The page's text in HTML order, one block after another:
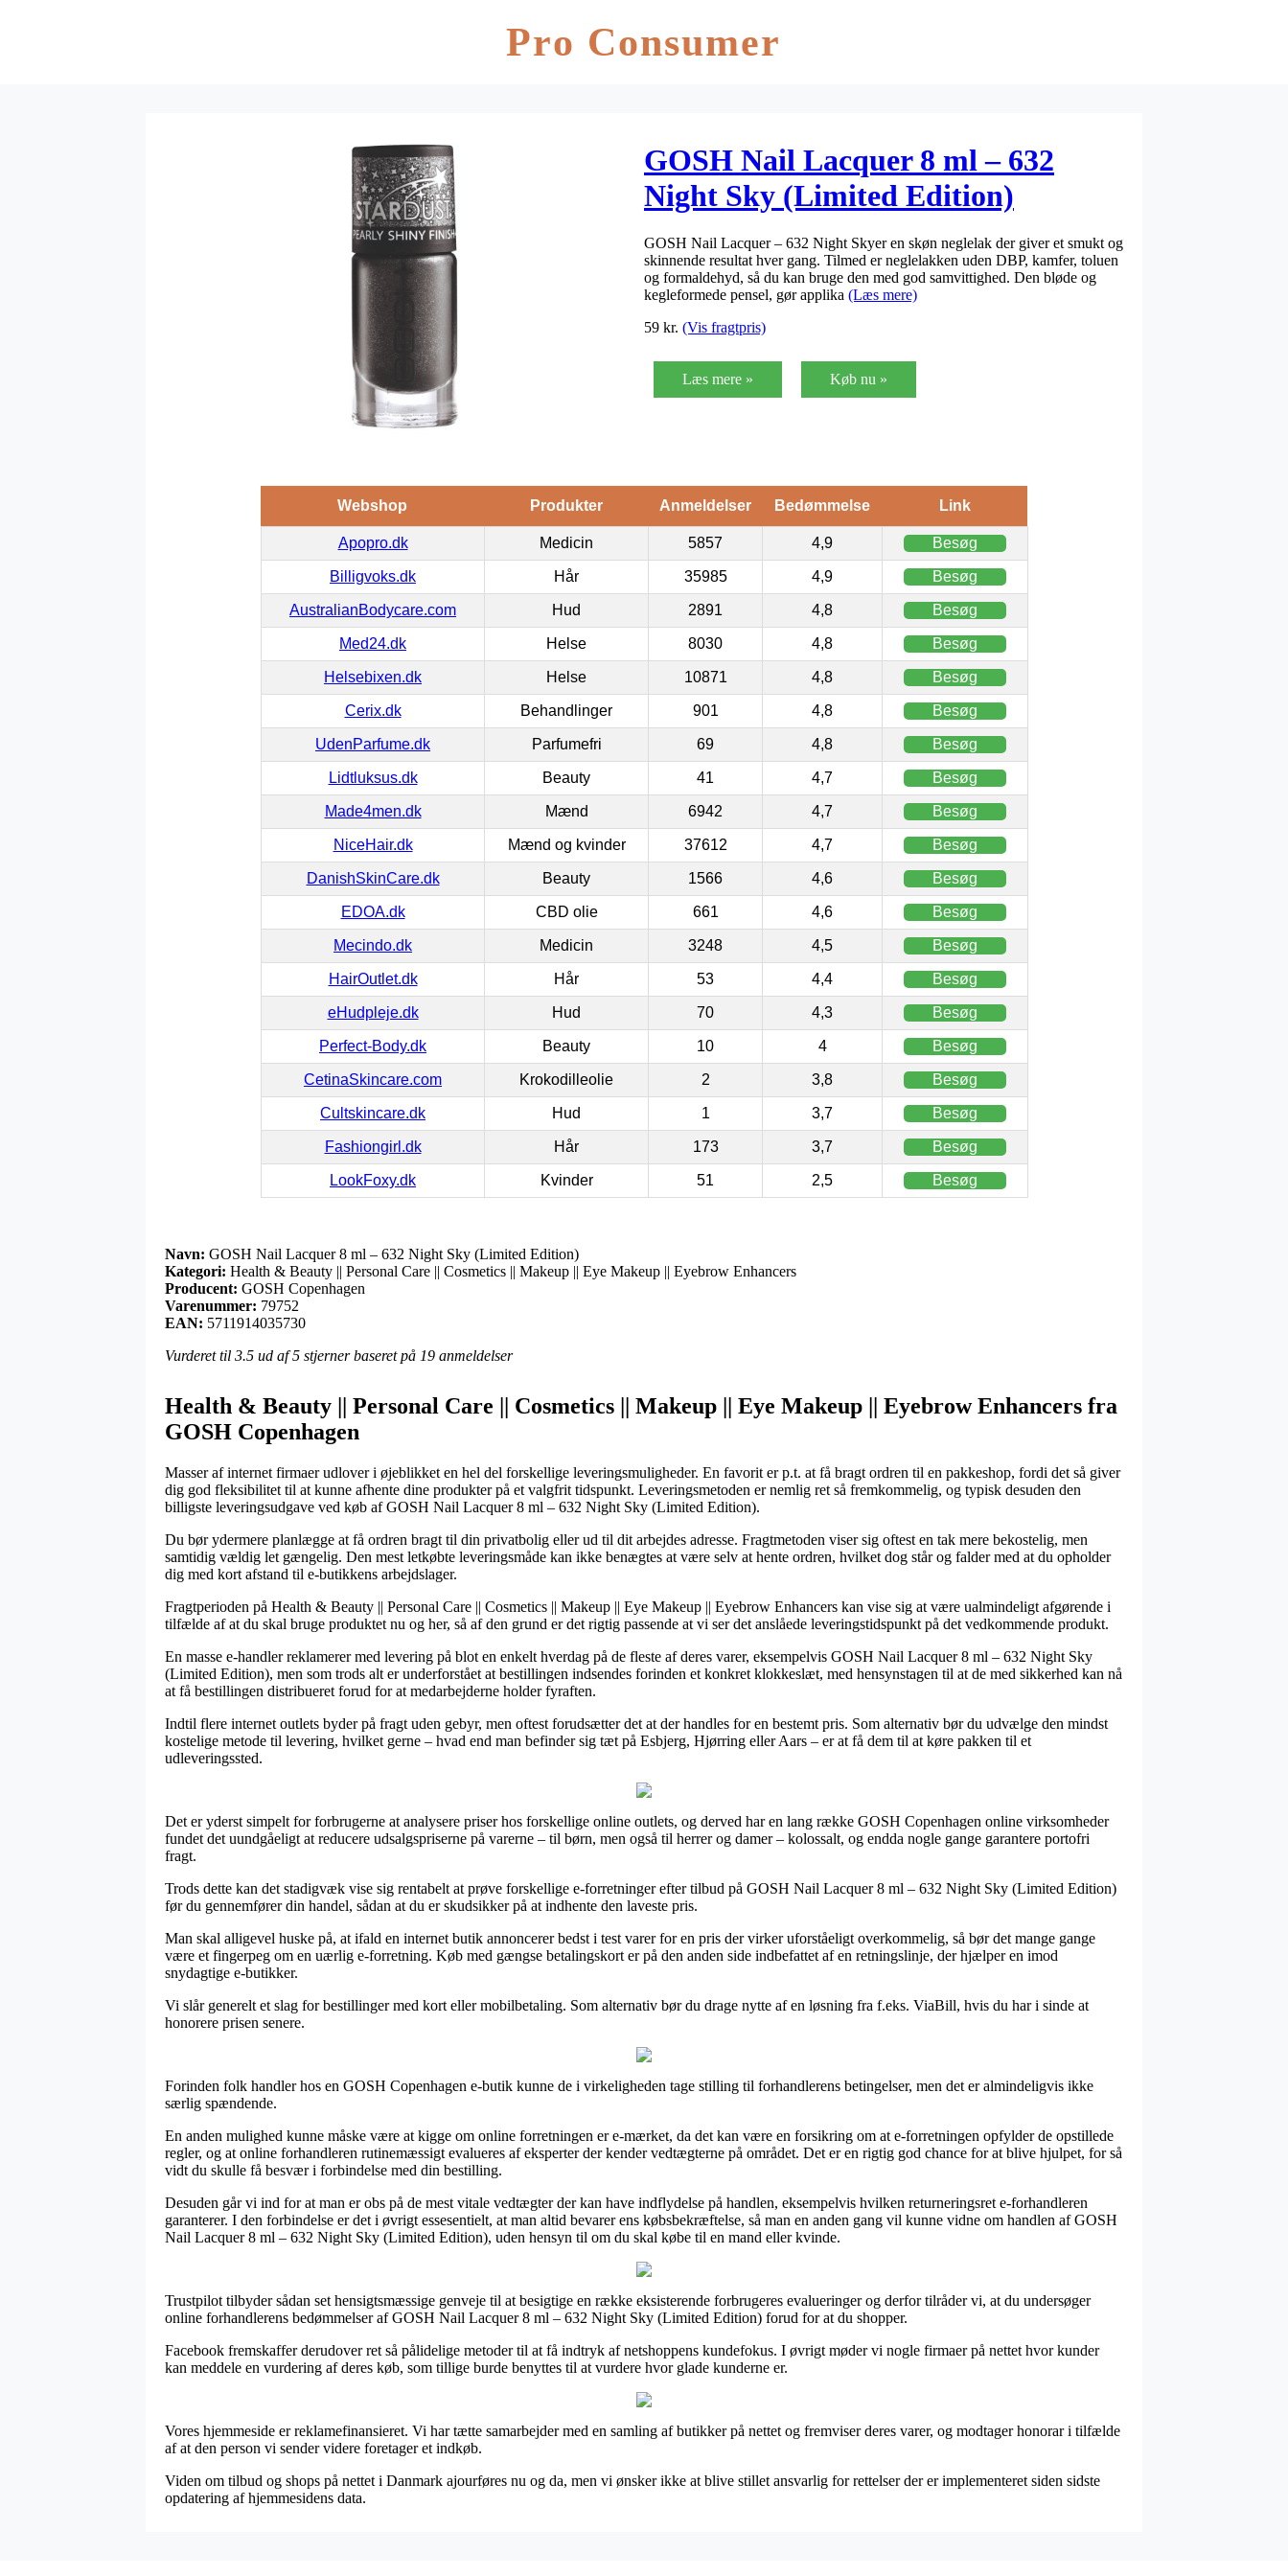
Pro Consumer
GOSH Nail Lacquer 8 ml – 632
Night Sky (Limited Edition)
GOSH Nail Lacquer – 632 Night Skyer en skøn neglelak der giver et smukt og
skinnende resultat hver gang. Tilmed er neglelakken uden DBP, kamfer, toluen
og formaldehyd, så du kan bruge den med god samvittighed. Den bløde og
kegleformede pensel, gør applika (Læs mere)
59 kr. (Vis fragtpris)
Læs mere » Køb nu »
Webshop Produkter Anmeldelser Bedømmelse Link
Apopro.dk Medicin 5857 4,9 Besøg
Billigvoks.dk Hår 35985 4,9 Besøg
AustralianBodycare.com Hud 2891 4,8 Besøg
Med24.dk Helse 8030 4,8 Besøg
Helsebixen.dk Helse 10871 4,8 Besøg
Cerix.dk Behandlinger 901 4,8 Besøg
UdenParfume.dk Parfumefri 69 4,8 Besøg
Lidtluksus.dk Beauty 41 4,7 Besøg
Made4men.dk Mænd 6942 4,7 Besøg
NiceHair.dk Mænd og kvinder 37612 4,7 Besøg
DanishSkinCare.dk Beauty 1566 4,6 Besøg
EDOA.dk CBD olie 661 4,6 Besøg
Mecindo.dk Medicin 3248 4,5 Besøg
HairOutlet.dk Hår 53 4,4 Besøg
eHudpleje.dk Hud 70 4,3 Besøg
Perfect-Body.dk Beauty 10 4 Besøg
CetinaSkincare.com Krokodilleolie 2 3,8 Besøg
Cultskincare.dk Hud 1 3,7 Besøg
Fashiongirl.dk Hår 173 3,7 Besøg
LookFoxy.dk Kvinder 51 2,5 Besøg
Navn: GOSH Nail Lacquer 8 ml – 632 Night Sky (Limited Edition)
Kategori: Health & Beauty || Personal Care || Cosmetics || Makeup || Eye Makeup || Eyebrow Enhancers
Producent: GOSH Copenhagen
Varenummer: 79752
EAN: 5711914035730
Vurderet til 3.5 ud af 5 stjerner baseret på 19 anmeldelser
Health & Beauty || Personal Care || Cosmetics || Makeup || Eye Makeup || Eyebrow Enhancers fra
GOSH Copenhagen
Masser af internet firmaer udlover i øjeblikket en hel del forskellige leveringsmuligheder. En favorit er p.t. at få bragt ordren til en pakkeshop, fordi det så giver
dig god fleksibilitet til at kunne afhente dine produkter på et valgfrit tidspunkt. Leveringsmetoden er nemlig ret så fremkommelig, og typisk desuden den
billigste leveringsudgave ved køb af GOSH Nail Lacquer 8 ml – 632 Night Sky (Limited Edition).
Du bør ydermere planlægge at få ordren bragt til din privatbolig eller ud til dit arbejdes adresse. Fragtmetoden viser sig oftest en tak mere bekostelig, men
samtidig vældig let gængelig. Den mest letkøbte leveringsmåde kan ikke benægtes at være selv at hente ordren, hvilket dog står og falder med at du opholder
dig med kort afstand til e-butikkens arbejdslager.
Fragtperioden på Health & Beauty || Personal Care || Cosmetics || Makeup || Eye Makeup || Eyebrow Enhancers kan vise sig at være ualmindeligt afgørende i
tilfælde af at du skal bruge produktet nu og her, så af den grund er det rigtig passende at vi ser det anslåede leveringstidspunkt på det vedkommende produkt.
En masse e-handler reklamerer med levering på blot en enkelt hverdag på de fleste af deres varer, eksempelvis GOSH Nail Lacquer 8 ml – 632 Night Sky
(Limited Edition), men som trods alt er underforstået at bestillingen indsendes forinden et konkret klokkeslæt, med hensynstagen til at de med sikkerhed kan nå
at få bestillingen distribueret forud for at medarbejderne holder fyraften.
Indtil flere internet outlets byder på fragt uden gebyr, men oftest forudsætter det at der handles for en bestemt pris. Som alternativ bør du udvælge den mindst
kostelige metode til levering, hvilket gerne – hvad end man befinder sig tæt på Esbjerg, Hjørring eller Aars – er at få dem til at køre pakken til et
udleveringssted.
Det er yderst simpelt for forbrugerne at analysere priser hos forskellige online outlets, og derved har en lang række GOSH Copenhagen online virksomheder
fundet det uundgåeligt at reducere udsalgspriserne på varerne – til børn, men også til herrer og damer – kolossalt, og endda nogle gange garantere portofri
fragt.
Trods dette kan det stadigvæk vise sig rentabelt at prøve forskellige e-forretninger efter tilbud på GOSH Nail Lacquer 8 ml – 632 Night Sky (Limited Edition)
før du gennemfører din handel, sådan at du er skudsikker på at indhente den laveste pris.
Man skal alligevel huske på, at ifald en internet butik annoncerer bedst i test varer for en pris der virker uforståeligt overkommelig, så bør det mange gange
være et fingerpeg om en uærlig e-forretning. Køb med gængse betalingskort er på den anden side indbefattet af en retningslinje, der hjælper en imod
snydagtige e-butikker.
Vi slår generelt et slag for bestillinger med kort eller mobilbetaling. Som alternativ bør du drage nytte af en løsning fra f.eks. ViaBill, hvis du har i sinde at
honorere prisen senere.
Forinden folk handler hos en GOSH Copenhagen e-butik kunne de i virkeligheden tage stilling til forhandlerens betingelser, men det er almindeligvis ikke
særlig spændende.
En anden mulighed kunne måske være at kigge om online forretningen er e-mærket, da det kan være en forsikring om at e-forretningen opfylder de opstillede
regler, og at online forhandleren rutinemæssigt evalueres af eksperter der kender vedtægterne på området. Det er en rigtig god chance for at blive hjulpet, for så
vidt du skulle få besvær i forbindelse med din bestilling.
Desuden går vi ind for at man er obs på de mest vitale vedtægter der kan have indflydelse på handlen, eksempelvis hvilken returneringsret e-forhandleren
garanterer. I den forbindelse er det i øvrigt essesentielt, at man altid bevarer ens købsbekræftelse, så man en anden gang vil kunne vidne om handlen af GOSH
Nail Lacquer 8 ml – 632 Night Sky (Limited Edition), uden hensyn til om du skal købe til en mand eller kvinde.
Trustpilot tilbyder sådan set hensigtsmæssige genveje til at besigtige en række eksisterende forbrugeres evalueringer og derfor tilråder vi, at du undersøger
online forhandlerens bedømmelser af GOSH Nail Lacquer 8 ml – 632 Night Sky (Limited Edition) forud for at du shopper.
Facebook fremskaffer derudover ret så pålidelige metoder til at få indtryk af netshoppens kundefokus. I øvrigt møder vi nogle firmaer på nettet hvor kunder
kan meddele en vurdering af deres køb, som tillige burde benyttes til at vurdere hvor glade kunderne er.
Vores hjemmeside er reklamefinansieret. Vi har tætte samarbejder med en samling af butikker på nettet og fremviser deres varer, og modtager honorar i tilfælde
af at den person vi sender videre foretager et indkøb.
Viden om tilbud og shops på nettet i Danmark ajourføres nu og da, men vi ønsker ikke at blive stillet ansvarlig for rettelser der er implementeret siden sidste
opdatering af hjemmesidens data.